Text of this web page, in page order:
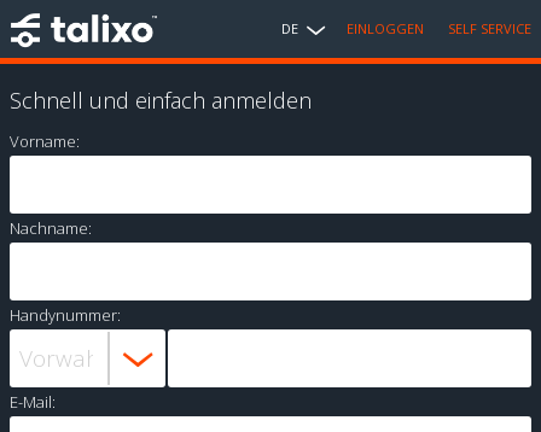
DE EINLOGGEN SELF SERVICE
Schnell und einfach anmelden
Vorname:
Nachname:
Handynummer:
E-Mail: